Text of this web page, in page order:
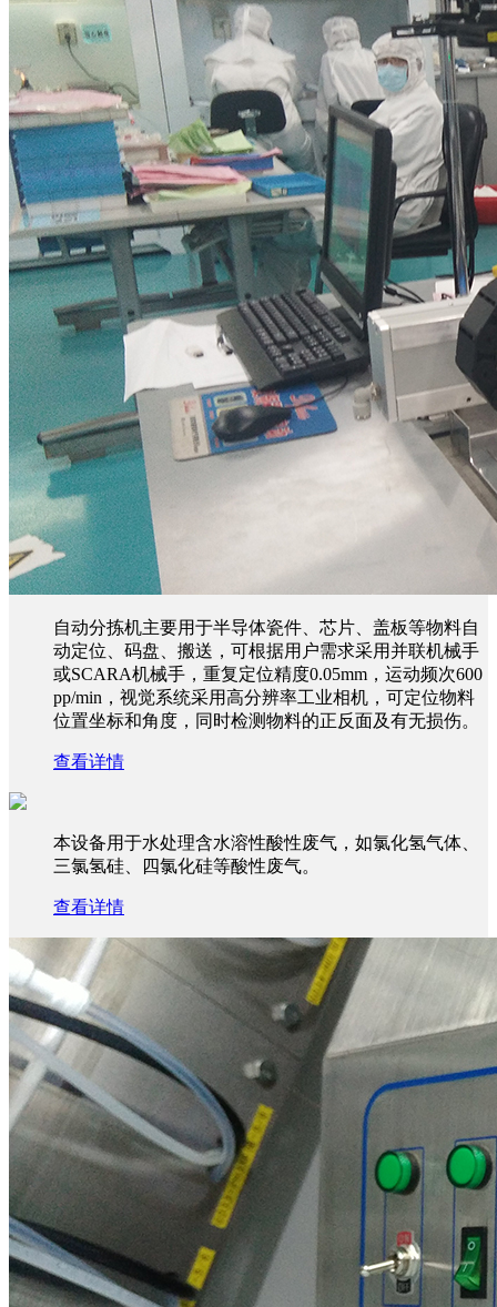
自动分拣机主要用于半导体瓷件、芯片、盖板等物料自
动定位、码盘、搬送，可根据用户需求采用并联机械手
或SCARA机械手，重复定位精度0.05mm，运动频次600
pp/min，视觉系统采用高分辨率工业相机，可定位物料
位置坐标和角度，同时检测物料的正反面及有无损伤。
查看详情
本设备用于水处理含水溶性酸性废气，如氯化氢气体、
三氯氢硅、四氯化硅等酸性废气。
查看详情